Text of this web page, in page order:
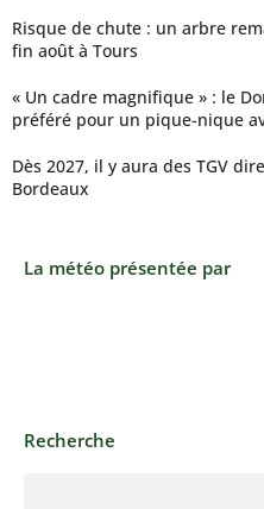
Risque de chute : un arbre
fin août à Tours
« Un cadre magnifique » : le
préféré pour un pique-nique
Dès 2027, il y aura des TGV
Bordeaux
La météo présentée par
Recherche